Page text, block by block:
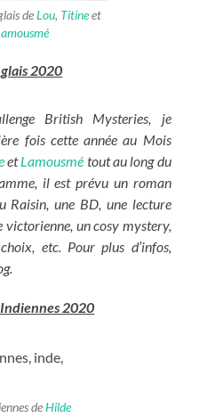
deLou, Titineet
2020
British Mysteries, je
fois cette année au Mois
etLamousmé tout au long du
il est prévu un roman
Raisin, une BD, une lecture
victorienne, un cosy mystery,
etc. Pour plus d’infos,
Indiennes 2020
deHilde